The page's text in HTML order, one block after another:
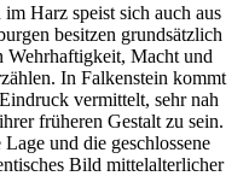
Harz speist sich auch aus
besitzen grundsätzlich
Wehrhaftigkeit, Macht und
In Falkenstein kommt
vermittelt, sehr nah
früheren Gestalt zu sein.
und die geschlossene
Bild mittelalterlicher